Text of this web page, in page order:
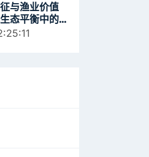
与渔业价值
态平衡中的